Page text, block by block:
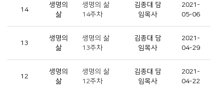
14
생명의
삶
생명의 삶
14주차
김종대 담
임목사
2021-
05-06
13
생명의
삶
생명의 삶
13주차
김종대 담
임목사
2021-
04-29
12
생명의
삶
생명의 삶
12주차
김종대 담
임목사
2021-
04-22